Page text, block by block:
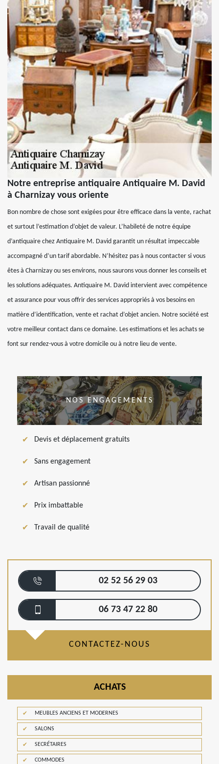
Notre entreprise antiquaire Antiquaire M. David
à Charnizay vous oriente
Bon nombre de chose sont exigées pour être efficace dans la vente, rachat
et surtout l’estimation d’objet de valeur. L’habileté de notre équipe
d’antiquaire chez Antiquaire M. David garantit un résultat impeccable
accompagné d’un tarif abordable. N’hésitez pas à nous contacter si vous
êtes à Charnizay ou ses environs, nous saurons vous donner les conseils et
les solutions adéquates. Antiquaire M. David intervient avec compétence
et assurance pour vous offrir des services appropriés à vos besoins en
matière d’identification, vente et rachat d’objet ancien. Notre société est
votre meilleur contact dans ce domaine. Les estimations et les achats se
font sur rendez-vous à votre domicile ou à notre lieu de vente.
NOS ENGAGEMENTS
Devis et déplacement gratuits
Sans engagement
Artisan passionné
Prix imbattable
Travail de qualité
02 52 56 29 03
06 73 47 22 80
CONTACTEZ-NOUS
ACHATS
MEUBLES ANCIENS ET MODERNES
SALONS
SECRÉTAIRES
COMMODES